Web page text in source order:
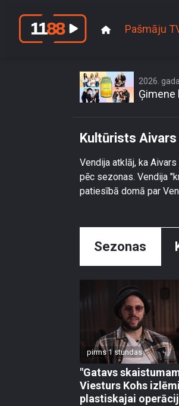
Pašmāju
2026.
Ģimene
Kultūrists
Vendija atklāj, ka
pēc sezonas. Vendija
patiesībā domā par
Sezonas
pirms 1 stundas
"Gatavs
Viesturs Kohs
plastiskajai